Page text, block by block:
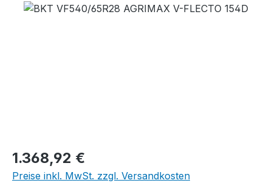
Bildergalerie überspringen
Regulärer Preis:
1.368,92 €
Preise inkl. MwSt. zzgl. Versandkosten